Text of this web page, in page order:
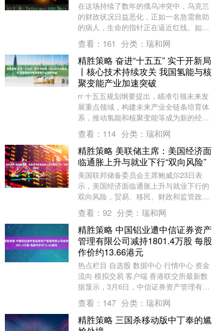
在这场持续了数年的俄乌冲突中，乌克兰
的财政状况日益恶化，正如一名急需救助
的病人，生命的指针正在逼近红线。如果
没有外部资金的注入，乌克兰的财政储备
将在短短两个月内....
查看： 161 分类： 瑞和网
精胜策略 奋进“十五五” 实干开新局
丨核心技术持续攻关 我国氢能与核
聚变能产业加速突破
rr 十五五规划纲要提出，瞄准引领未来发
展重点领域，构建未来产业全链条培育体
系，推动氢能和核聚变能等成为新的经济
增长点。从西北戈壁的绿氢工厂到东部沿
海的氢能港口....
查看： 114 分类： 瑞和网
精胜策略 美联储主席：美国经济面
临通胀上升与就业下行“双向风险”
美国联邦储备委员会主席鲍威尔23日表
示，美国经济面临通胀上升与就业下行的
双向风险，贸易、移民、财政和监管政策
的重大变化对美国经济的影响有待观察。
鲍威尔当天在罗....
查看： 92 分类： 瑞和网
精胜策略 中国铝业遭中信证券资产
管理有限公司减持1801.4万股 每股
作价约13.66港元
热点栏目 自选股 数据中心 行情中心 资金
流向 模拟交易 客户端 香港联交所最新数
据显示，3月6日，中信证券资产管理有限
公司减持中国铝业（02600）1801.....
查看： 147 分类： 瑞和网
精胜策略 三国杀移动版中丁奉的尴